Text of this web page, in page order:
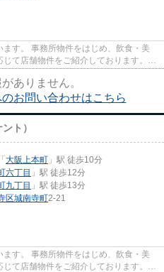
す。 事務所物件をはじめ、飲食・美
て店舗物件をご紹介しております。
ありません。
お問い合わせはこちら
ト）
「大阪上本町 」駅 徒歩10分
六丁目 」駅 徒歩12分
九丁目 」駅 徒歩13分
区城南寺町2-21
す。 事務所物件をはじめ、飲食・美
て店舗物件をご紹介しております。